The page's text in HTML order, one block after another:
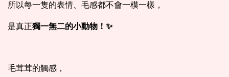
所以每一隻的表情、毛感都不會一模一樣，
是真正獨一無二的小動物！✨
毛茸茸的觸感，